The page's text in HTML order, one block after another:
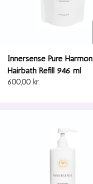
Innersense Pure
Hairbath Refill 946 ml
600,00 kr.